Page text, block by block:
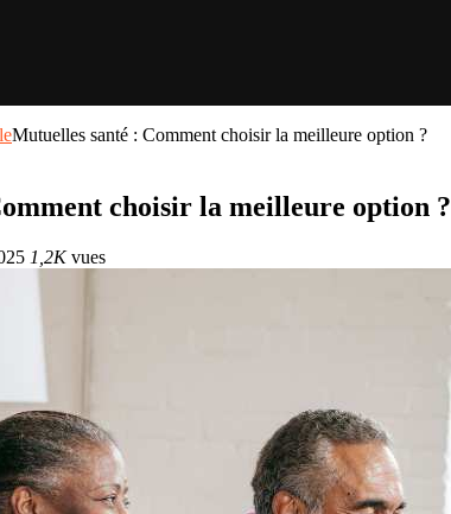
Mutuelles santé : Comment choisir la meilleure option ?
choisir la meilleure option ?
1,2Kvues